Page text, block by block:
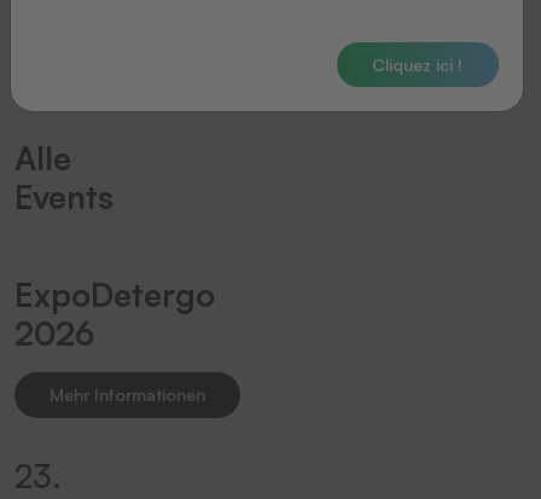
Alle
Events
ExpoDetergo
2026
Mehr Informationen
23.
Cliquez ici !